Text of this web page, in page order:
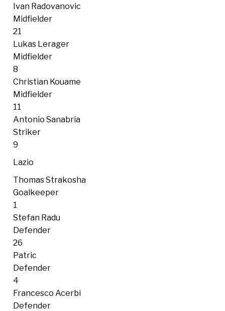
Ivan Radovanovic
Midfielder
21
Lukas Lerager
Midfielder
8
Christian Kouame
Midfielder
11
Antonio Sanabria
Striker
9
Lazio
Thomas Strakosha
Goalkeeper
1
Stefan Radu
Defender
26
Patric
Defender
4
Francesco Acerbi
Defender